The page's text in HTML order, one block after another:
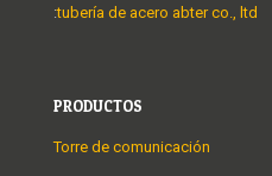
:tubería de acero abter co., ltd
PRODUCTOS
Torre de comunicación